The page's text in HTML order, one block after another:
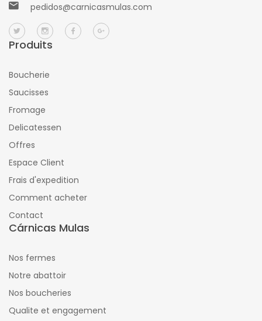
pedidos@carnicasmulas.com
Produits
Boucherie
Saucisses
Fromage
Delicatessen
Offres
Espace Client
Frais d'expedition
Comment acheter
Contact
Cárnicas Mulas
Nos fermes
Notre abattoir
Nos boucheries
Qualite et engagement